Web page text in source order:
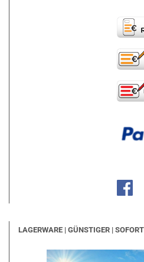
LAGERWARE | GÜNSTIGER | SOFORT